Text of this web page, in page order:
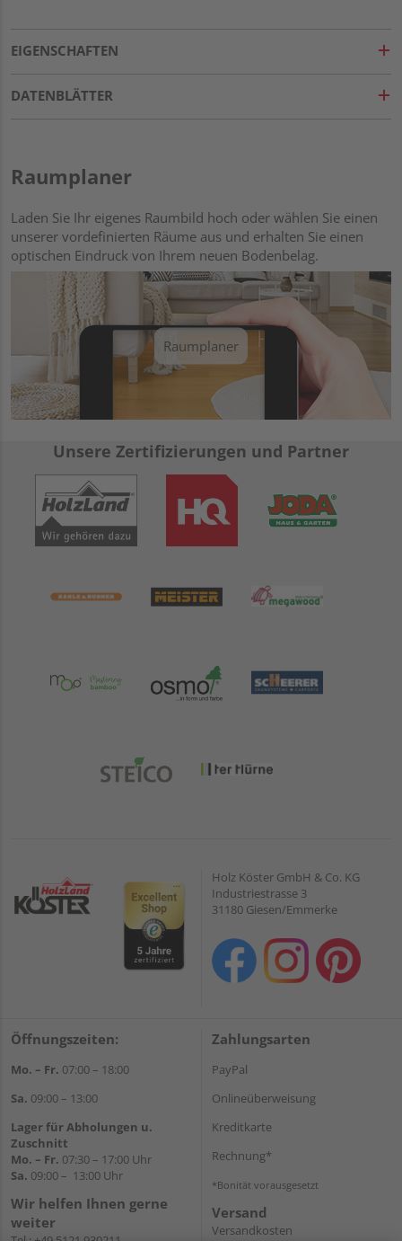
EIGENSCHAFTEN
DATENBLÄTTER
Raumplaner
Laden Sie Ihr eigenes Raumbild hoch oder wählen Sie einen
unserer vordefinierten Räume aus und erhalten Sie einen
optischen Eindruck von Ihrem neuen Bodenbelag.
Raumplaner
Unsere Zertifizierungen und Partner
Holz Köster GmbH & Co. KG
Industriestrasse 3
31180 Giesen/Emmerke
Öffnungszeiten:
Mo. – Fr. 07:00 – 18:00
Sa. 09:00 – 13:00
Lager für Abholungen u.
Zuschnitt
Mo. – Fr. 07:30 – 17:00 Uhr
Sa. 09:00 – 13:00 Uhr
Wir helfen Ihnen gerne
weiter
Zahlungsarten
PayPal
Onlineüberweisung
Kreditkarte
Rechnung*
*Bonität vorausgesetzt
Versand
Versandkosten